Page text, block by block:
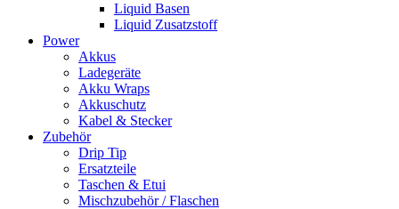
Liquid Basen
Liquid Zusatzstoff
Power
Akkus
Ladegeräte
Akku Wraps
Akkuschutz
Kabel & Stecker
Zubehör
Drip Tip
Ersatzteile
Taschen & Etui
Mischzubehör / Flaschen